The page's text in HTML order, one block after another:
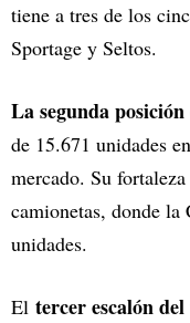
tiene a tres de los
Sportage y Seltos.
La segunda
de 15.671 unidades
mercado. Su
camionetas, donde
unidades.
El tercer escalón